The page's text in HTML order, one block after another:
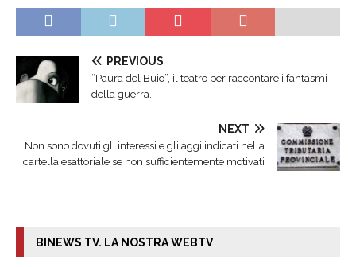
PREVIOUS
“Paura del Buio”, il teatro per raccontare i fantasmi
della guerra.
NEXT
Non sono dovuti gli interessi e gli aggi indicati nella
cartella esattoriale se non sufficientemente motivati
BINEWS TV. LA NOSTRA WEBTV